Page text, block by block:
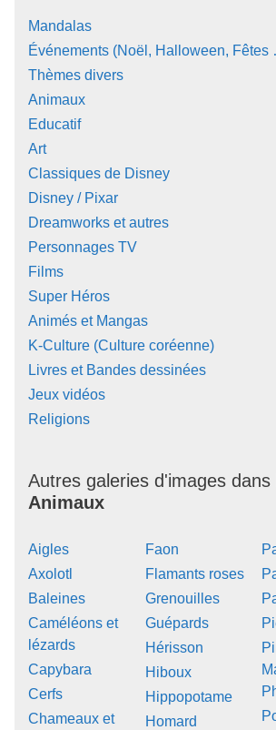
Mandalas
Événements (Noël, Halloween,
Thèmes divers
Animaux
Educatif
Art
Classiques de Disney
Disney / Pixar
Dreamworks et autres
Personnages TV
Films
Super Héros
Animés et Mangas
K-Culture (Culture coréenne)
Livres et Bandes dessinées
Jeux vidéos
Religions
Autres galeries d'images
Animaux
Aigles
Axolotl
Baleines
Caméléons et
lézards
Capybara
Cerfs
Chameaux et
Faon
Flamants roses
Grenouilles
Guépards
Hérisson
Hiboux
Hippopotame
Homard